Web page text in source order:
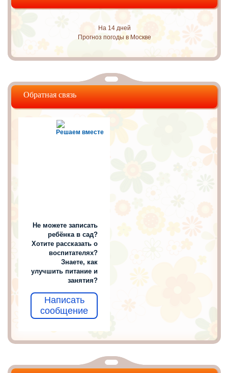
На 14 дней
Прогноз погоды в Москве
Обратная связь
Решаем вместе
Не можете записать
ребёнка в сад?
Хотите рассказать о
воспитателях?
Знаете, как
улучшить питание и
занятия?
Написать
сообщение